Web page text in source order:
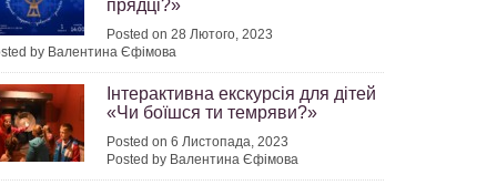
прядці?»
Posted on 28 Лютого, 2023
by Валентина Єфімова
Інтерактивна екскурсія для дітей
«Чи боїшся ти темряви?»
Posted on 6 Листопада, 2023
Posted by Валентина Єфімова